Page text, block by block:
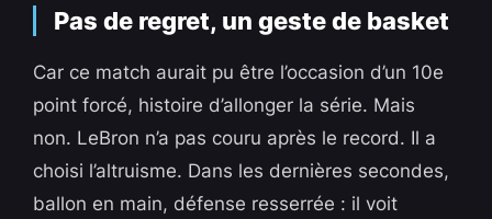
Pas de regret, un geste de basket
Car ce match aurait pu être l’occasion d’un 10e
point forcé, histoire d’allonger la série. Mais
non. LeBron n’a pas couru après le record. Il a
choisi l’altruisme. Dans les dernières secondes,
ballon en main, défense resserrée : il voit